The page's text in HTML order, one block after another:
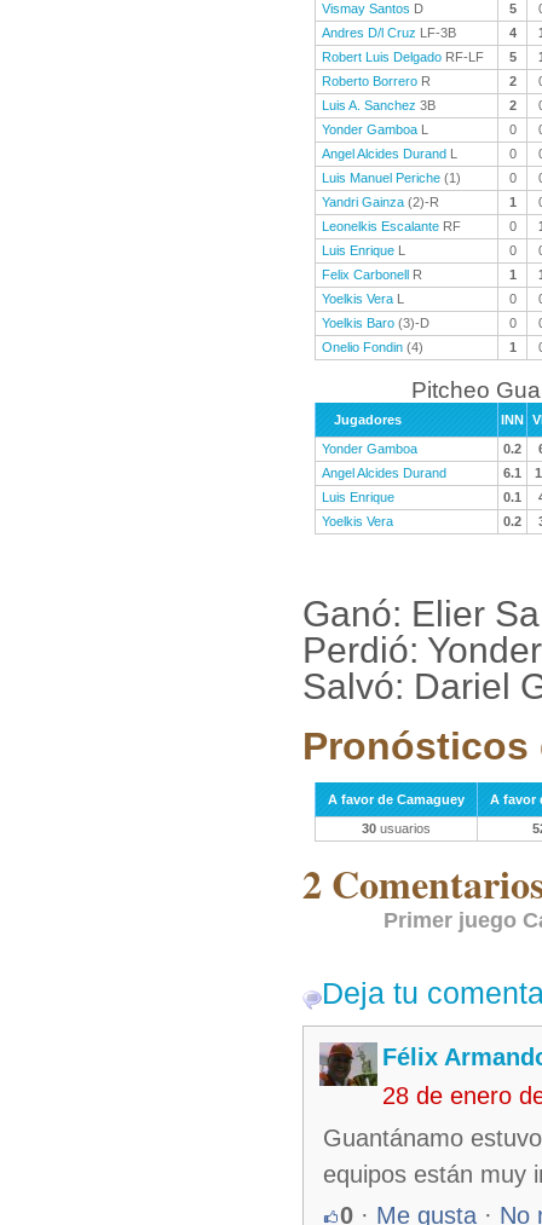
Vismay Santos D 5
Andres D/l Cruz LF-3B 4
Robert Luis Delgado RF-LF 5
Roberto Borrero R 2
Luis A. Sanchez 3B 2
Yonder Gamboa L 0
Angel Alcides Durand L 0
Luis Manuel Periche (1) 0
Yandri Gainza (2)-R 1
Leonelkis Escalante RF 0
Luis Enrique L 0
Felix Carbonell R 1
Yoelkis Vera L 0
Yoelkis Baro (3)-D 0
Onelio Fondin (4) 1
Pitcheo
Jugadores INN
Yonder Gamboa
0.2
Angel Alcides Durand
6.1
Luis Enrique
0.1
Yoelkis Vera
0.2
Ganó: Elier
Perdió:
Salvó: Dariel
Pronósticos
A favor de Camaguey
A favor
30 usuarios
2
Primer juego
Deja tu
Félix
28 de enero
Guantánamo
equipos están muy
0 · Me gusta · No